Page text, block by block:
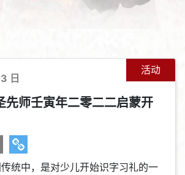
活动
日
先师壬寅年二零二二启蒙开
统中，是对少儿开始识字习礼的一